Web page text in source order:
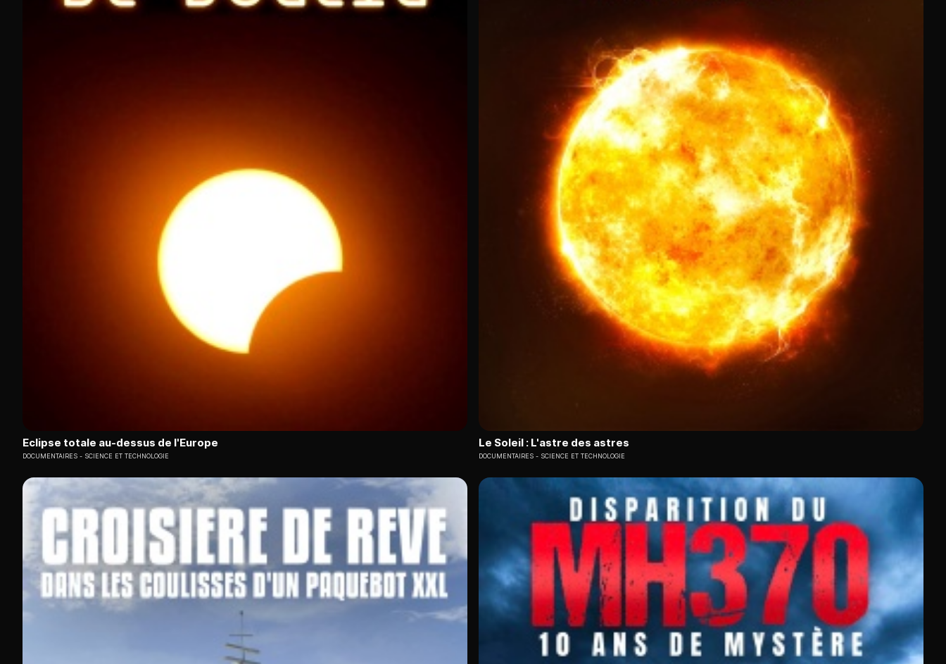
Eclipse totale au-dessus de l'Europe
DOCUMENTAIRES SCIENCE ET TECHNOLOGIE
Le Soleil : L'astre des astres
DOCUMENTAIRES SCIENCE ET TECHNOLOGIE